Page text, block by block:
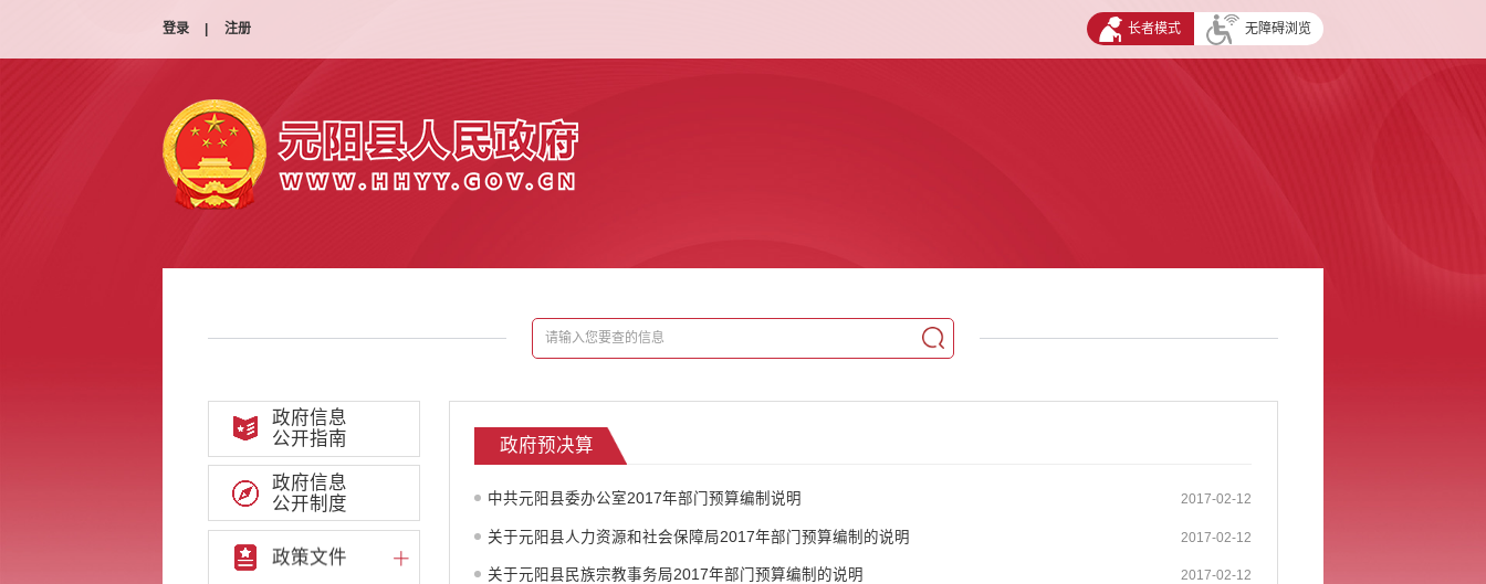
登录 注册 长者模式 无障碍浏览
政府信息
公开指南
政府信息
公开制度
政策文件
政府预决算
中共元阳县委办公室2017年部门预算编制说明 2017-02-12
关于元阳县人力资源和社会保障局2017年部门预算编制的说明 2017-02-12
关于元阳县民族宗教事务局2017年部门预算编制的说明 2017-02-12